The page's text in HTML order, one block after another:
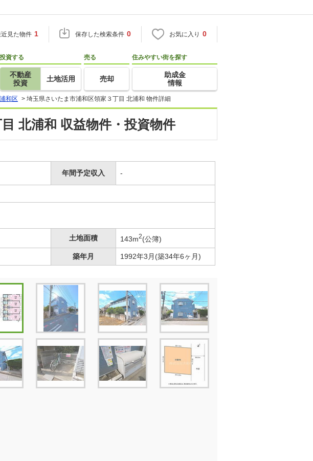
見た物件 1 保存した検索条件 0 お気に入り 0
投資する
不動産
投資
土地活用
売る
売却
住みやすい街を探す
助成金
情報
和区 > 埼玉県さいたま市浦和区領家３丁目 北浦和 物件詳細
北浦和 収益物件・投資物件
年間予定収入 -
土地面積 143m2(公簿)
築年月 1992年3月(築34年6ヶ月)